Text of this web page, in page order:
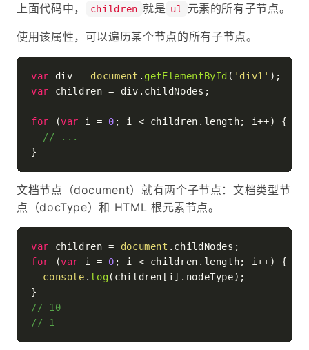
上面代码中， children 就是 ul 元素的所有子节点。
使用该属性，可以遍历某个节点的所有子节点。
var div = document . getElementById ( 'div1'
var children = div. childNodes ;
for (var i = 0 ; i < children. length; i++) {
// ...
文档节点（document）就有两个子节点：文档类型节
点（docType）和 HTML 根元素节点。
var children = document . childNodes
for (var i = 0 ; i < children. length; i++) {
console . log(children[i]. nodeType);
// 10
// 1